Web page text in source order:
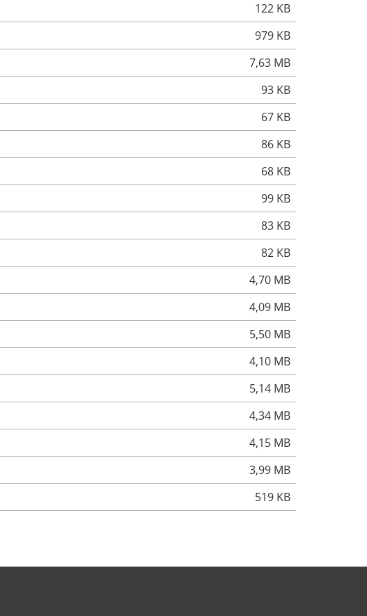
122 KB
979 KB
7,63 MB
93 KB
67 KB
86 KB
68 KB
99 KB
83 KB
82 KB
4,70 MB
4,09 MB
5,50 MB
4,10 MB
5,14 MB
4,34 MB
4,15 MB
3,99 MB
519 KB